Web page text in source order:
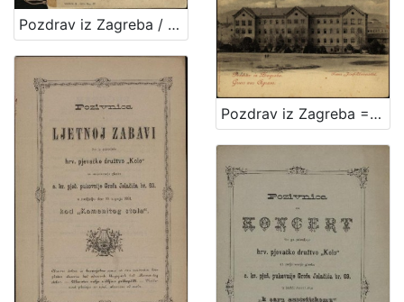
Pozdrav iz Zagreba / R. Mosinger, Zagreb
Pozdrav iz Zagreba = Gruss aus Agram : Franz Josef Universität